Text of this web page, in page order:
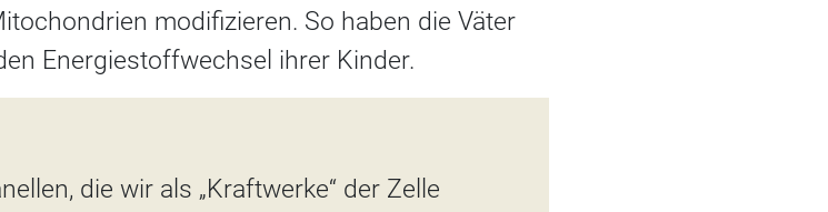
modifizieren. So haben die Väter
Energiestoffwechsel ihrer Kinder.
die wir als „Kraftwerke“ der Zelle